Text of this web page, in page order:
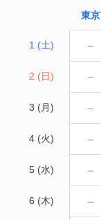
東京
1 (土) －
2 (日) －
3 (月) －
4 (火) －
5 (水) －
6 (木) －